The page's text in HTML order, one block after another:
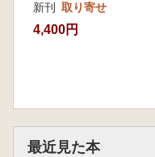
新刊 取り寄せ
4,400円
最近見た本